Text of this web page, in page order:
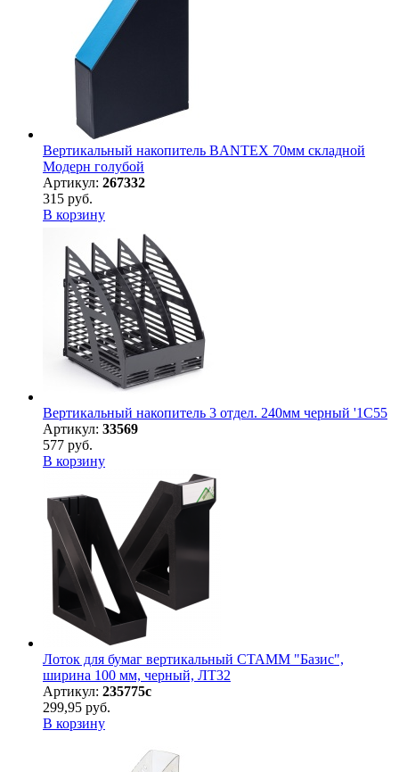
Вертикальный накопитель BANTEX 70мм складной
Модерн голубой
Артикул: 267332
315 руб.
В корзину
Вертикальный накопитель 3 отдел. 240мм черный '1С55
Артикул: 33569
577 руб.
В корзину
Лоток для бумаг вертикальный СТАММ "Базис",
ширина 100 мм, черный, ЛТ32
Артикул: 235775с
299,95 руб.
В корзину